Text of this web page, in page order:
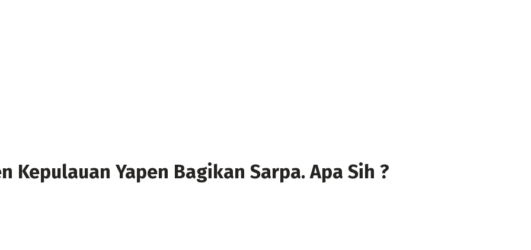
Kepulauan Yapen Bagikan Sarpa. Apa Sih ?